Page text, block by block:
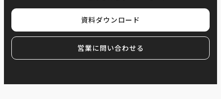
資料ダウンロード
営業に問い合わせる